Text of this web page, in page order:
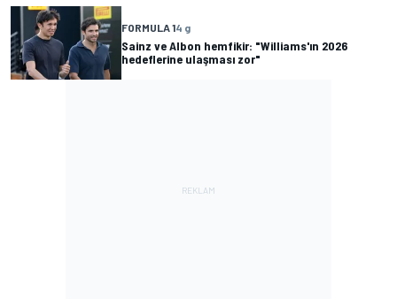
FORMULA 14 g
Sainz ve Albon hemfikir: "Williams'ın 2026
hedeflerine ulaşması zor"